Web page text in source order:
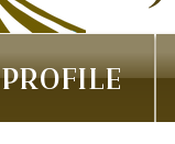
PROFILE